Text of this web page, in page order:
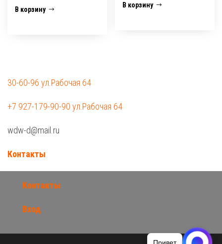
В корзину
В корзину
30-60-96 ул.Рабочая 64
+7 927-179-90-90 ул.Рабочая 64
wdw-d@mail.ru
Контакты
Контакты
Вход